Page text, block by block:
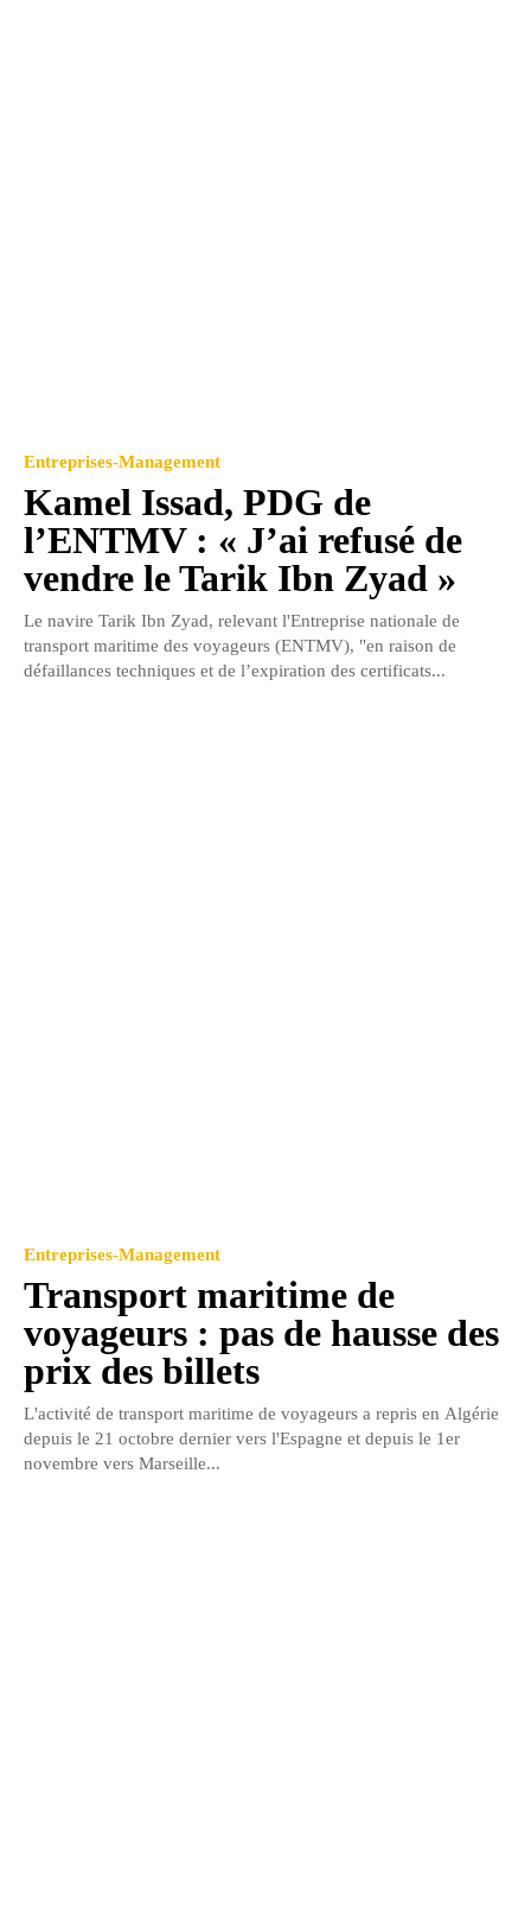
Entreprises-Management
Kamel Issad, PDG de
l’ENTMV : « J’ai refusé de
vendre le Tarik Ibn Zyad »
Le navire Tarik Ibn Zyad, relevant l'Entreprise nationale de
transport maritime des voyageurs (ENTMV), "en raison de
défaillances techniques et de l’expiration des certificats...
Entreprises-Management
Transport maritime de
voyageurs : pas de hausse des
prix des billets
L'activité de transport maritime de voyageurs a repris en Algérie
depuis le 21 octobre dernier vers l'Espagne et depuis le 1er
novembre vers Marseille...